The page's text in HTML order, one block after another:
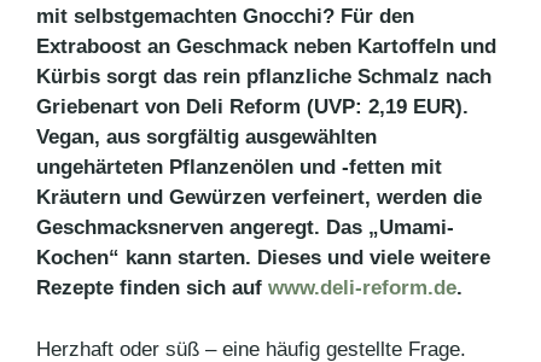
mit selbstgemachten Gnocchi? Für den
Extraboost an Geschmack neben Kartoffeln und
Kürbis sorgt das rein pflanzliche Schmalz nach
Griebenart von Deli Reform (UVP: 2,19 EUR).
Vegan, aus sorgfältig ausgewählten
ungehärteten Pflanzenölen und -fetten mit
Kräutern und Gewürzen verfeinert, werden die
Geschmacksnerven angeregt. Das „Umami-
Kochen“ kann starten. Dieses und viele weitere
Rezepte finden sich auf www.deli-reform.de.
Herzhaft oder süß – eine häufig gestellte Frage.